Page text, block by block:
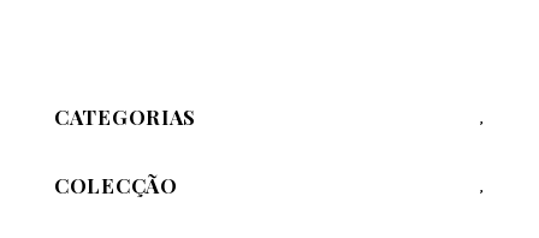
CATEGORIAS
COLECÇÃO